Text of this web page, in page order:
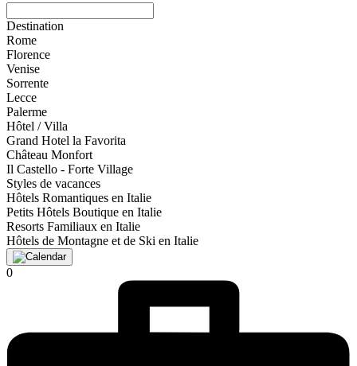
Destination
Rome
Florence
Venise
Sorrente
Lecce
Palerme
Hôtel / Villa
Grand Hotel la Favorita
Château Monfort
Il Castello - Forte Village
Styles de vacances
Hôtels Romantiques en Italie
Petits Hôtels Boutique en Italie
Resorts Familiaux en Italie
Hôtels de Montagne et de Ski en Italie
0